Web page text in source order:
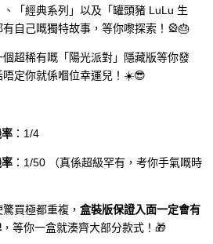
「經典系列」以及「罐頭豬 LuLu 生
有自己嘅獨特故事，等你嚟探索！🎡🎂
個超稀有嘅「陽光派對」隱藏版等你發
唔定你就係嗰位幸運兒！☀️😎
：1/4
：1/50 （真係超級罕有，考你手氣嘅時
驚買極都重複， 盒裝版保證入面一定會有
，等你一盒就湊齊大部分款式！🎁